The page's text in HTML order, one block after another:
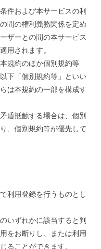
件および本サービスの利
間の権利義務関係を定め
ザーとの間の本サービス
用されます。
規約のほか個別規約等
下「個別規約等」といい
は本規約の一部を構成す
盾抵触する場合は、個別
、個別規約等が優先して
利用登録を行うものとし
いずれかに該当すると判
をお断りし、または利用
ることができます。